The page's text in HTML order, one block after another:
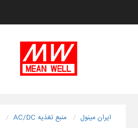
ایران مینول منبع تغذیه AC/DC